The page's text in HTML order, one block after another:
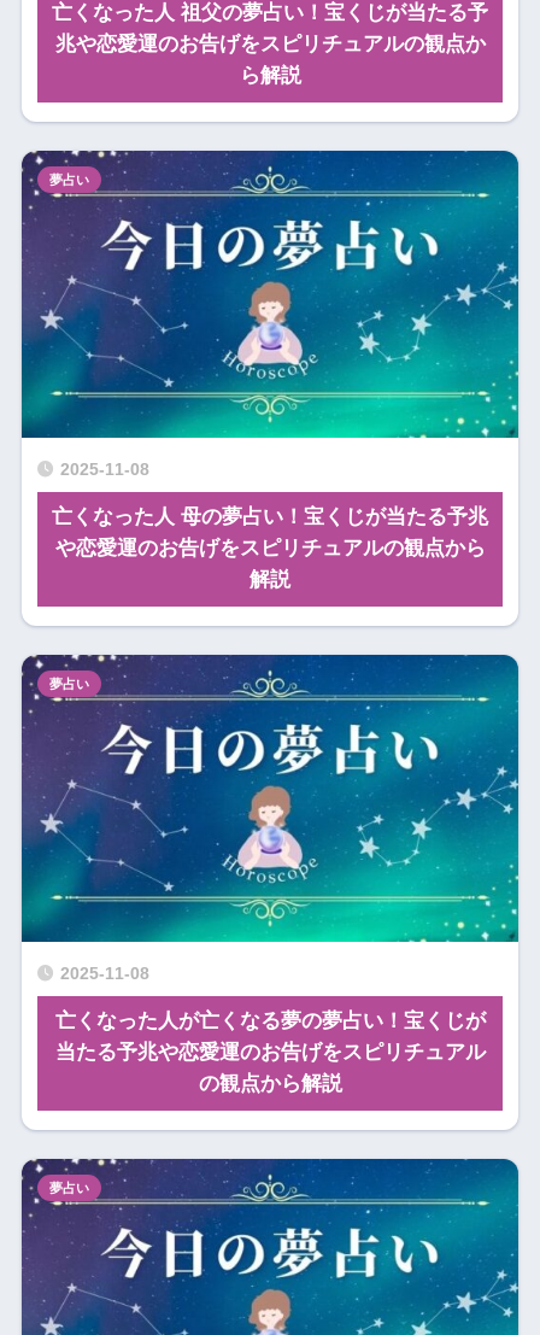
亡くなった人 祖父の夢占い！宝くじが当たる予
兆や恋愛運のお告げをスピリチュアルの観点か
ら解説
2025-11-08
亡くなった人 母の夢占い！宝くじが当たる予兆
や恋愛運のお告げをスピリチュアルの観点から
解説
夢占い
2025-11-08
亡くなった人が亡くなる夢の夢占い！宝くじが
当たる予兆や恋愛運のお告げをスピリチュアル
の観点から解説
夢占い
夢占い